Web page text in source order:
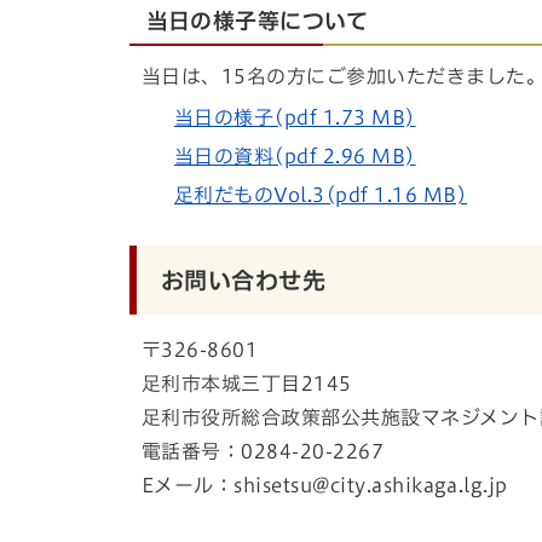
当日の様子等について
当日は、15名の方にご参加いただきました
当日の様子(pdf 1.73 MB)
当日の資料(pdf 2.96 MB)
足利だものVol.3(pdf 1.16 MB)
お問い合わせ先
〒326-8601
足利市本城三丁目2145
足利市役所総合政策部公共施設マネジメン
電話番号：0284-20-2267
Eメール：shisetsu@city.ashikaga.lg.jp